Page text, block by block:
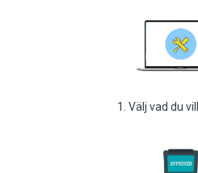
1. Välj vad du